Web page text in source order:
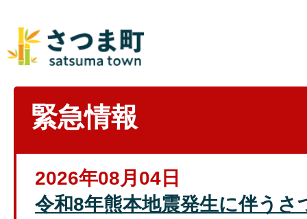
緊急情報
2026年08月04日
令和8年熊本地震発生に伴うさ